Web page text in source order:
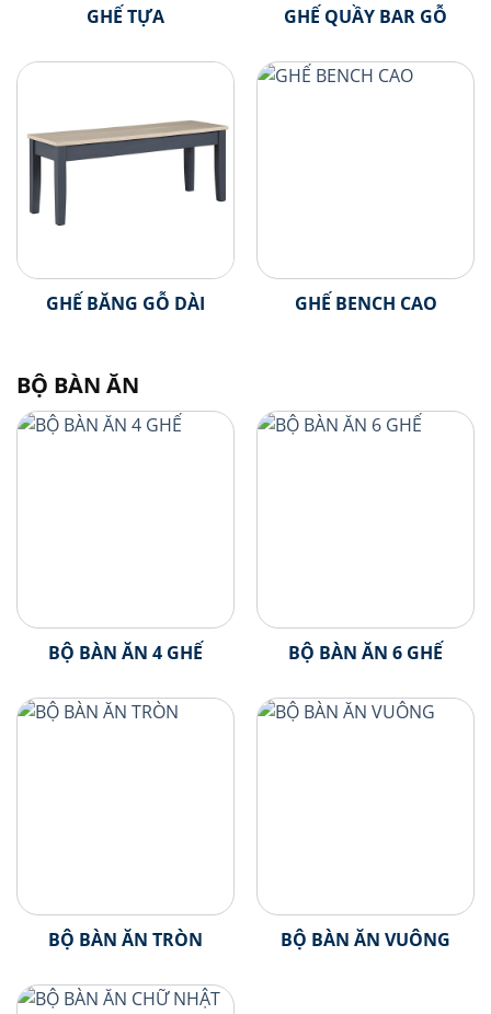
GHẾ TỰA GHẾ QUẦY BAR GỖ
GHẾ BĂNG GỖ DÀI GHẾ BENCH CAO
BỘ BÀN ĂN
BỘ BÀN ĂN 4 GHẾ BỘ BÀN ĂN 6 GHẾ
BỘ BÀN ĂN TRÒN BỘ BÀN ĂN VUÔNG